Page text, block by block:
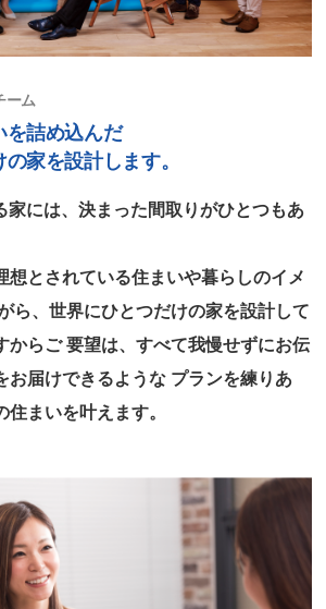
ーム
を詰め込んだ
家を設計します。
家には、決まった間取りがひとつもあ
想とされている住まいや暮らしのイメ
ら、世界にひとつだけの家を設計して
からご要望は、すべて我慢せずにお伝
お届けできるような プランを練りあ
まいを叶えます。